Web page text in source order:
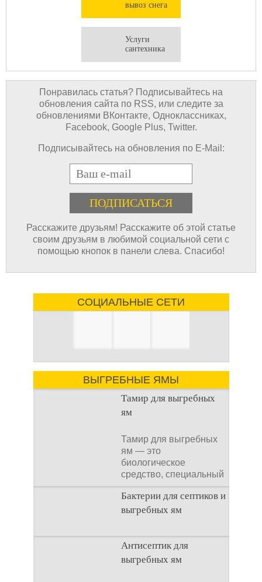
вывоз снега
Услуги
сантехника
Понравилась статья? Подписывайтесь на
обновления сайта по RSS, или следите за
обновлениями ВКонтакте, Одноклассниках,
Facebook, Google Plus, Twitter.
Подписывайтесь на обновления по E-Mail:
E-mail
Расскажите друзьям! Расскажите об этой статье
своим друзьям в любимой социальной сети с
помощью кнопок в панели слева. Спасибо!
СОЦИАЛЬНЫЕ СЕТИ
ВЫГРЕБНЫЕ ЯМЫ
Тамир для выгребных
ям
Тамир для выгребных
ям — это
биологическое
средство, специальный
концентрат, который
используется
Бактерии для септиков и
выгребных ям
Очистка
канализационного
стока или выгребной
Антисептик для
выгребных ям